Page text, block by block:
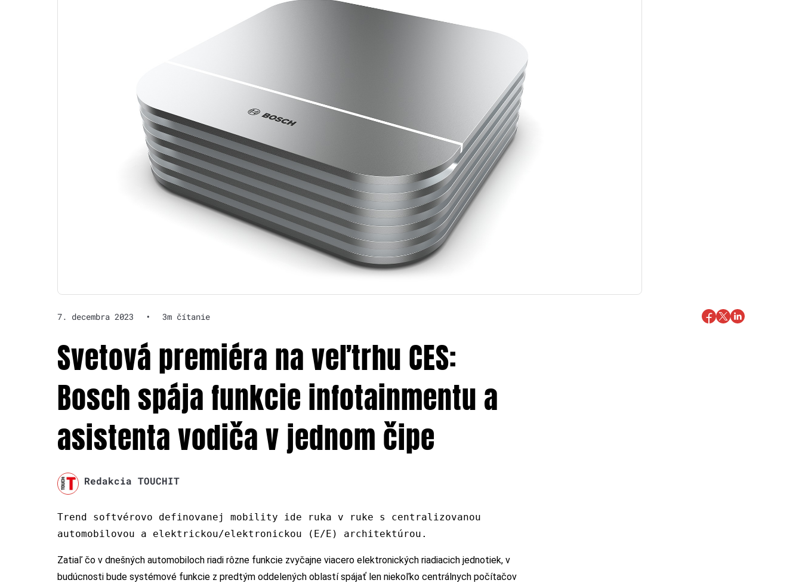
7. decembra 2023 • 3m čítanie
Svetová premiéra na veľtrhu CES:
Bosch spája funkcie infotainmentu a
asistenta vodiča v jednom čipe
Redakcia TOUCHIT
Trend softvérovo definovanej mobility ide ruka v ruke s centralizovanou
automobilovou a elektrickou/elektronickou (E/E) architektúrou.
Zatiaľ čo v dnešných automobiloch riadi rôzne funkcie zvyčajne viacero elektronických riadiacich jednotiek, v
budúcnosti bude systémové funkcie z predtým oddelených oblastí spájať len niekoľko centrálnych počítačov